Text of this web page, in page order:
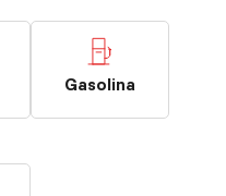
Gasolina